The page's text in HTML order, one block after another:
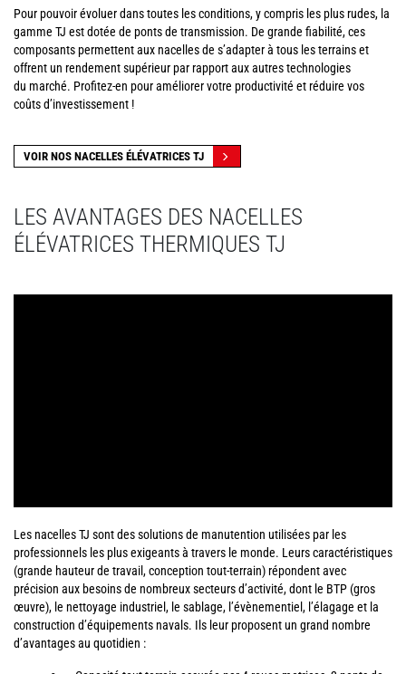
Pour pouvoir évoluer dans toutes les conditions, y compris les plus rudes, la
gamme TJ est dotée de ponts de transmission. De grande fiabilité, ces
composants permettent aux nacelles de s’adapter à tous les terrains et
offrent un rendement supérieur par rapport aux autres technologies
du marché. Profitez-en pour améliorer votre productivité et réduire vos
coûts d’investissement !
VOIR NOS NACELLES ÉLÉVATRICES TJ
LES AVANTAGES DES NACELLES
ÉLÉVATRICES THERMIQUES TJ
Les nacelles TJ sont des solutions de manutention utilisées par les
professionnels les plus exigeants à travers le monde. Leurs caractéristiques
(grande hauteur de travail, conception tout-terrain) répondent avec
précision aux besoins de nombreux secteurs d’activité, dont le BTP (gros
œuvre), le nettoyage industriel, le sablage, l’évènementiel, l’élagage et la
construction d’équipements navals. Ils leur proposent un grand nombre
d’avantages au quotidien :